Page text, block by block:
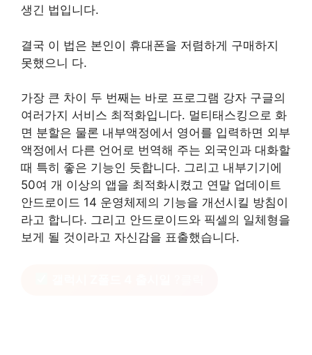
생긴 법입니다.
결국 이 법은 본인이 휴대폰을 저렴하게 구매하지
못했으니 다.
가장 큰 차이 두 번째는 바로 프로그램 강자 구글의
여러가지 서비스 최적화입니다. 멀티태스킹으로 화
면 분할은 물론 내부액정에서 영어를 입력하면 외부
액정에서 다른 언어로 번역해 주는 외국인과 대화할
때 특히 좋은 기능인 듯합니다. 그리고 내부기기에
50여 개 이상의 앱을 최적화시켰고 연말 업데이트
안드로이드 14 운영체제의 기능을 개선시킬 방침이
라고 합니다. 그리고 안드로이드와 픽셀의 일체형을
보게 될 것이라고 자신감을 표출했습니다.